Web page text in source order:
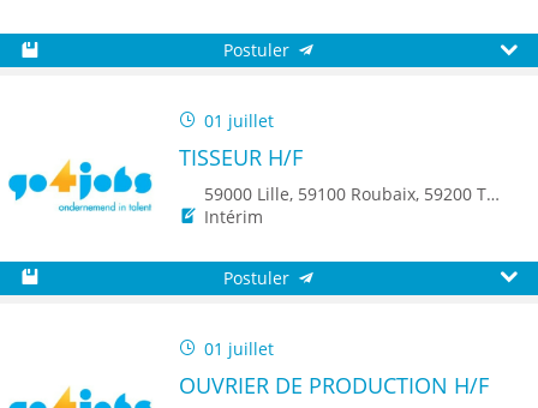
Postuler
01 juillet
TISSEUR H/F
59000 Lille, 59100 Roubaix, 59200 Tourcoing, 59140 Dunkerque, 59650 Villeneuve d'Ascq, 59500 Douai, 59150 Wattrelos, 59370 Mons-en-Baroeul, 59250 Halluin, 59290 Wasquehal, 59270 Bailleul, 59223 Roncq, 59390 Toufflers, 8500 Kortrijk
Intérim
Postuler
01 juillet
OUVRIER DE PRODUCTION H/F